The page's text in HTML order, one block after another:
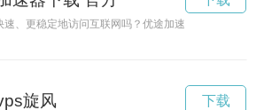
速、更稳定地访问互联网吗？优途加速器是您的不二
旋风 下载